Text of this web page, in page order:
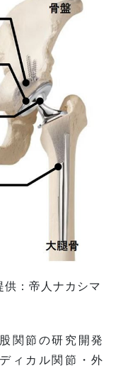
：帝人ナカシマ
関節の研究開発
ィカル関節・外